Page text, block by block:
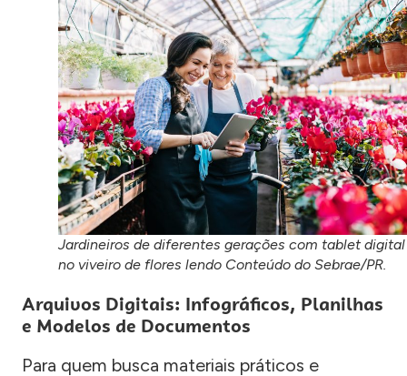
Jardineiros de diferentes gerações com tablet digital
no viveiro de flores lendo Conteúdo do Sebrae/PR.
Arquivos Digitais: Infográficos, Planilhas
e Modelos de Documentos
Para quem busca materiais práticos e